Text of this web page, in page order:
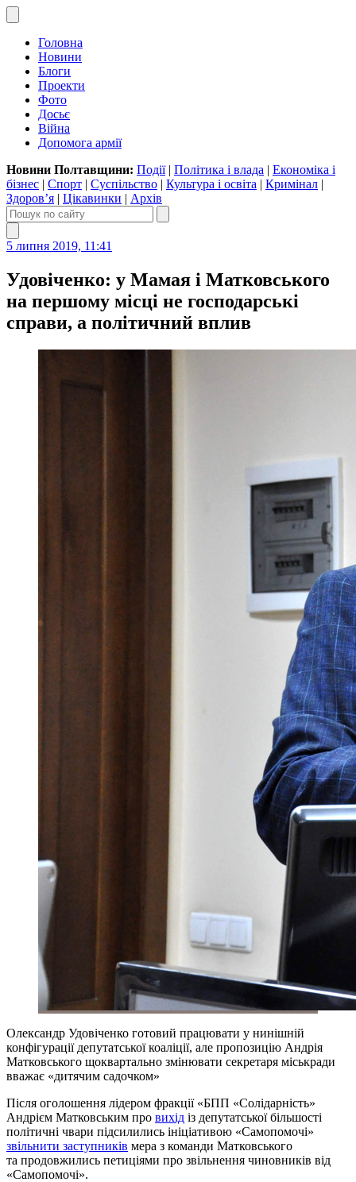
Головна
Новини
Блоги
Проекти
Фото
Досьє
Війна
Допомога армії
Новини Полтавщини: Події| Політика і влада | Економіка і
бізнес | Спорт | Суспільство | Культура і освіта | Кримінал |
Здоров’я | Цікавинки | Архів
5 липня 2019, 11:41
Удовіченко: у Мамая і Матковського
на першому місці не господарські
справи, а політичний вплив
Олександр Удовіченко готовий працювати у нинішній
конфігурації депутатської коаліції, але пропозицію Андрія
Матковського щоквартально змінювати секретаря міськради
вважає «дитячим садочком»
Після оголошення лідером фракції «БПП «Солідарність»
Андрієм Матковським про вихід із депутатської більшості
політичні чвари підсилились ініціативою «Самопомочі»
звільнити заступників мера з команди Матковського
та продовжились петиціями про звільнення чиновників від
«Самопомочі».